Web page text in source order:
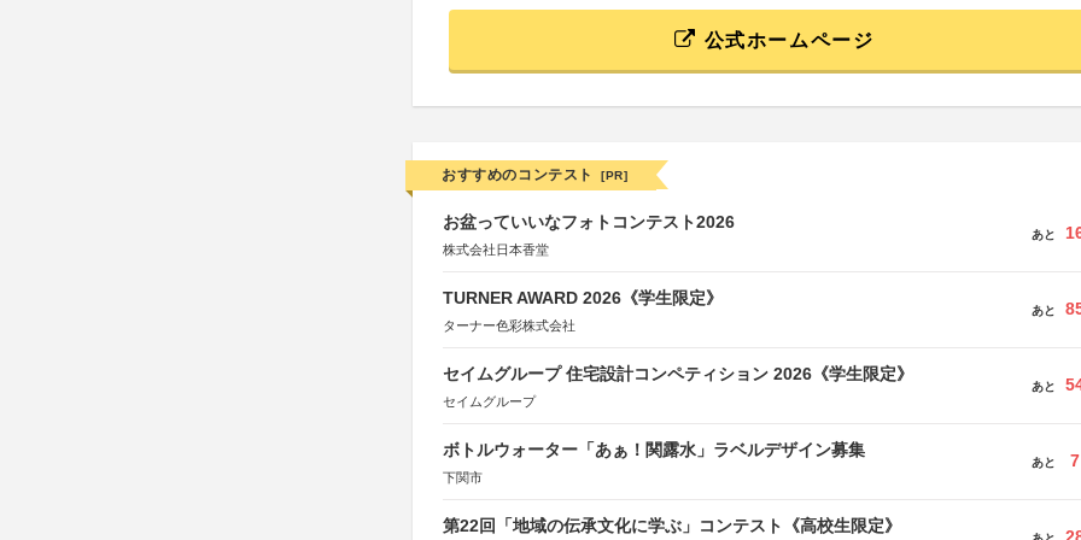
公式ホームページ
おすすめのコンテスト [PR]
お盆っていいなフォトコンテスト2026
株式会社日本香堂
あと
TURNER AWARD 2026《学生限定》
ターナー色彩株式会社
あと
セイムグループ 住宅設計コンペティション 2026《学生限定》
セイムグループ
あと
ボトルウォーター「あぁ！関露水」ラベルデザイン募集
下関市
あと 7
第22回「地域の伝承文化に学ぶ」コンテスト《高校生限定》